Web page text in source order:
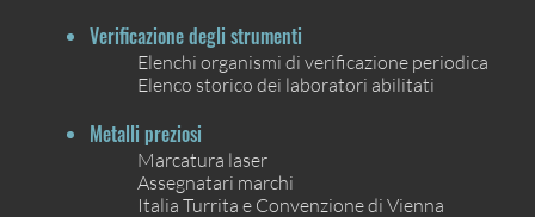
Verificazione degli strumenti
Elenchi organismi di verificazione periodica
Elenco storico dei laboratori abilitati
Metalli preziosi
Marcatura laser
Assegnatari marchi
Italia Turrita e Convenzione di Vienna